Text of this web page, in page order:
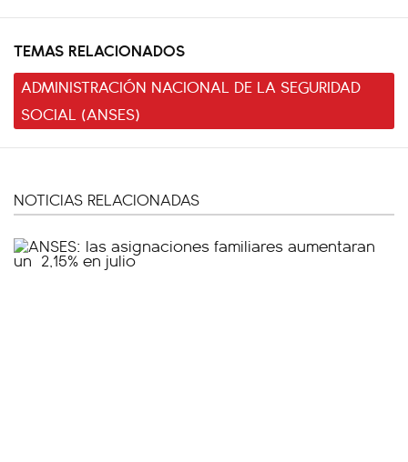
TEMAS RELACIONADOS
ADMINISTRACIÓN NACIONAL DE LA SEGURIDAD
SOCIAL (ANSES)
NOTICIAS RELACIONADAS